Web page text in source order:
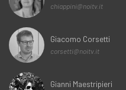
chiappini@noitv.it
Giacomo Corsetti
corsetti@noitv.it
Gianni Maestripieri